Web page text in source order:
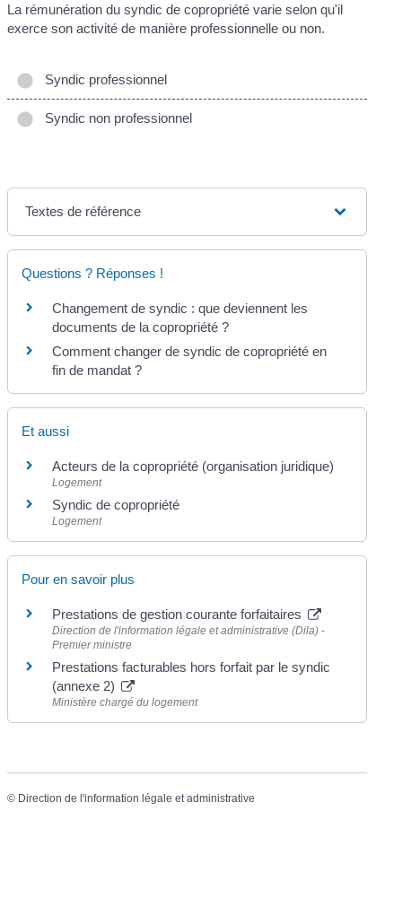
La rémunération du syndic de copropriété varie selon qu'il
exerce son activité de manière professionnelle ou non.
Syndic professionnel
Syndic non professionnel
Textes de référence
Questions ? Réponses !
Changement de syndic : que deviennent les
documents de la copropriété ?
Comment changer de syndic de copropriété en
fin de mandat ?
Et aussi
Acteurs de la copropriété (organisation juridique)
Logement
Syndic de copropriété
Logement
Pour en savoir plus
Prestations de gestion courante forfaitaires
Direction de l'information légale et administrative (Dila) -
Premier ministre
Prestations facturables hors forfait par le syndic
(annexe 2)
Ministère chargé du logement
© Direction de l'information légale et administrative